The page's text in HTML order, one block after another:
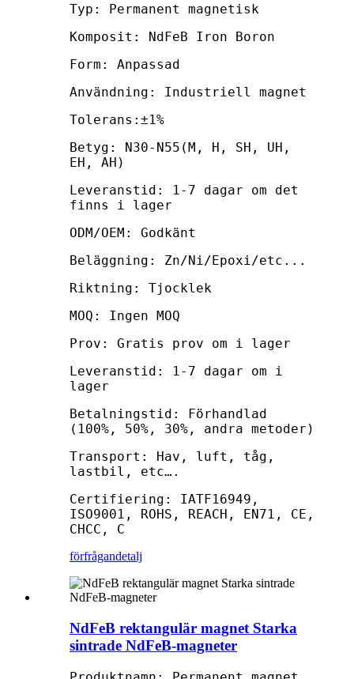
Typ: Permanent magnetisk
Komposit: NdFeB Iron Boron
Form: Anpassad
Användning: Industriell magnet
Tolerans:±1%
Betyg: N30-N55(M, H, SH, UH,
EH, AH)
Leveranstid: 1-7 dagar om det
finns i lager
ODM/OEM: Godkänt
Beläggning: Zn/Ni/Epoxi/etc...
Riktning: Tjocklek
MOQ: Ingen MOQ
Prov: Gratis prov om i lager
Leveranstid: 1-7 dagar om i
lager
Betalningstid: Förhandlad
(100%, 50%, 30%, andra metoder)
Transport: Hav, luft, tåg,
lastbil, etc….
Certifiering: IATF16949,
ISO9001, ROHS, REACH, EN71, CE,
CHCC, C
förfrågandetalj
NdFeB rektangulär magnet Starka
sintrade NdFeB-magneter